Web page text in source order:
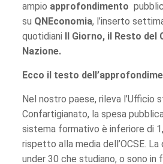
ampio approfondimento
su QNEconomia, l’inserto
quotidiani Il Giorno, il Resto del
Nazione.
Ecco il testo
Nel nostro paese, rileva l’Ufficio
Confartigianato, la spesa
sistema formativo è inferiore di
rispetto alla media dell’OCSE. La
under 30 che studiano, o sono in